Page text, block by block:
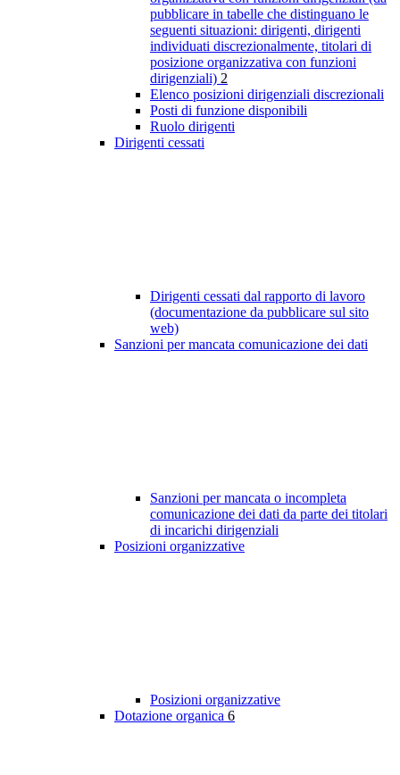
pubblicare in tabelle che distinguano le
seguenti situazioni: dirigenti, dirigenti
individuati discrezionalmente, titolari di
posizione organizzativa con funzioni
dirigenziali) 2
Elenco posizioni dirigenziali discrezionali
Posti di funzione disponibili
Ruolo dirigenti
Dirigenti cessati
Dirigenti cessati dal rapporto di lavoro
(documentazione da pubblicare sul sito
web)
Sanzioni per mancata comunicazione dei dati
Sanzioni per mancata o incompleta
comunicazione dei dati da parte dei titolari
di incarichi dirigenziali
Posizioni organizzative
Posizioni organizzative
Dotazione organica 6